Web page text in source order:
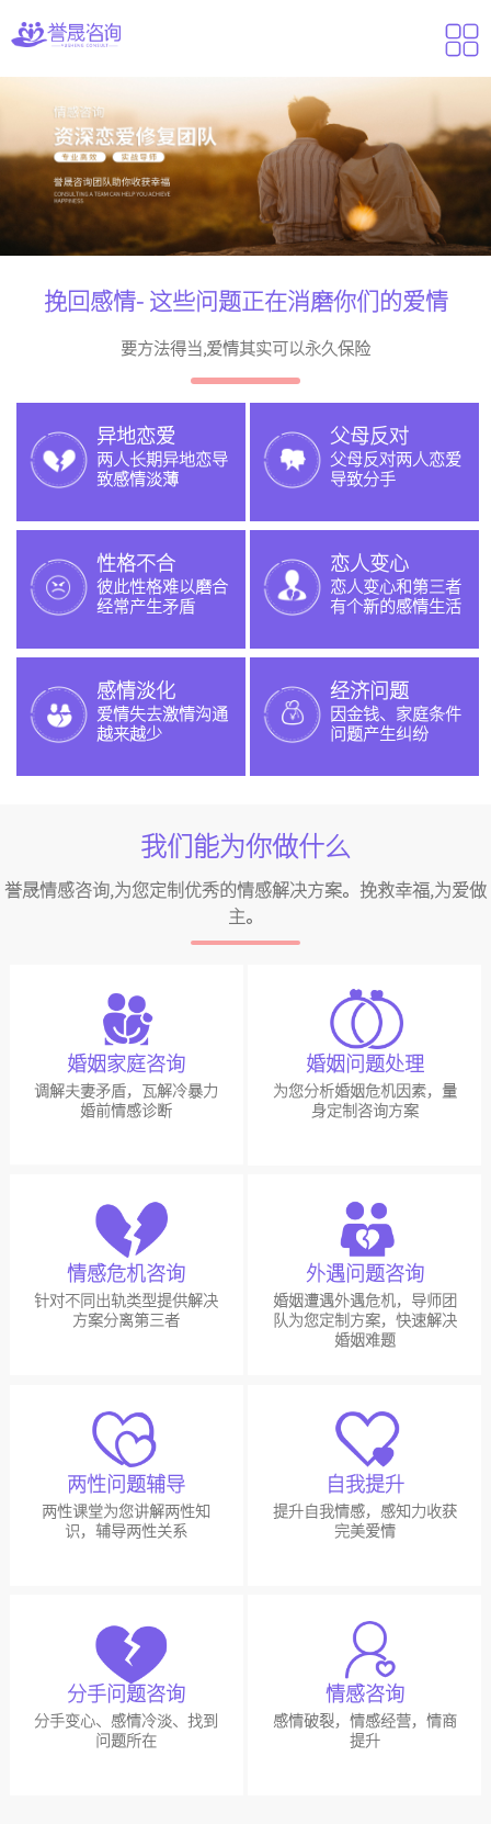
挽回感情- 这些问题正在消磨你们的爱情
要方法得当,爱情其实可以永久保险
异地恋爱
两人长期异地恋导
致感情淡薄
父母反对
父母反对两人恋爱
导致分手
性格不合
彼此性格难以磨合
经常产生矛盾
恋人变心
恋人变心和第三者
有个新的感情生活
感情淡化
爱情失去激情沟通
越来越少
经济问题
因金钱、家庭条件
问题产生纠纷
我们能为你做什么
誉晟情感咨询,为您定制优秀的情感解决方案。挽救幸福,为爱做
主。
婚姻家庭咨询
调解夫妻矛盾，瓦解冷暴力
婚前情感诊断
婚姻问题处理
为您分析婚姻危机因素，量
身定制咨询方案
情感危机咨询
针对不同出轨类型提供解决
方案分离第三者
外遇问题咨询
婚姻遭遇外遇危机，导师团
队为您定制方案，快速解决
婚姻难题
两性问题辅导
两性课堂为您讲解两性知
识，辅导两性关系
自我提升
提升自我情感，感知力收获
完美爱情
分手问题咨询
分手变心、感情冷淡、找到
问题所在
情感咨询
感情破裂，情感经营，情商
提升